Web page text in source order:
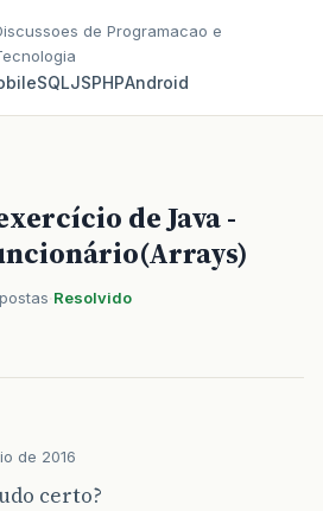
de Programacao e
SQLJSPHPAndroid
de Java -
Resolvido
de 2016
certo?